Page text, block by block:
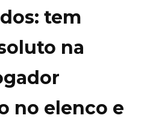
tem
na
no elenco e